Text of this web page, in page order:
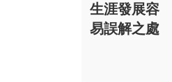
生涯發展容
易誤解之處